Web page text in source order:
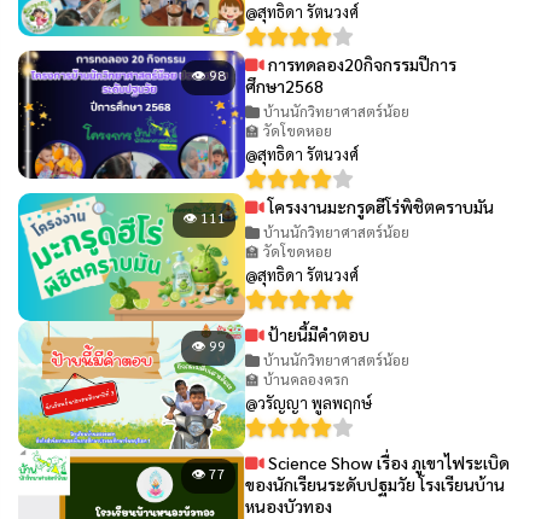
@สุทธิดา รัตนวงศ์
👁 98
การทดลอง20กิจกรรมปีการ
ศึกษา2568
บ้านนักวิทยาศาสตร์น้อย
🏫 วัดโขดหอย
@สุทธิดา รัตนวงศ์
👁 111 โครงงานมะกรูดฮีโร่พิชิตคราบมัน
บ้านนักวิทยาศาสตร์น้อย
🏫 วัดโขดหอย
@สุทธิดา รัตนวงศ์
👁 99 ป้ายนี้มีคำตอบ
บ้านนักวิทยาศาสตร์น้อย
🏫 บ้านคลองครก
@วรัญญา พูลพฤกษ์
👁 77
Science Show เรื่อง ภูเขาไฟระเบิด
ของนักเรียนระดับปฐมวัย โรงเรียนบ้าน
หนองบัวทอง